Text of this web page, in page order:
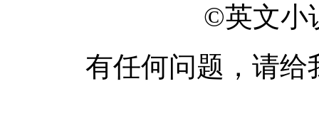
2014-07
©英文小
有任何问题，请给